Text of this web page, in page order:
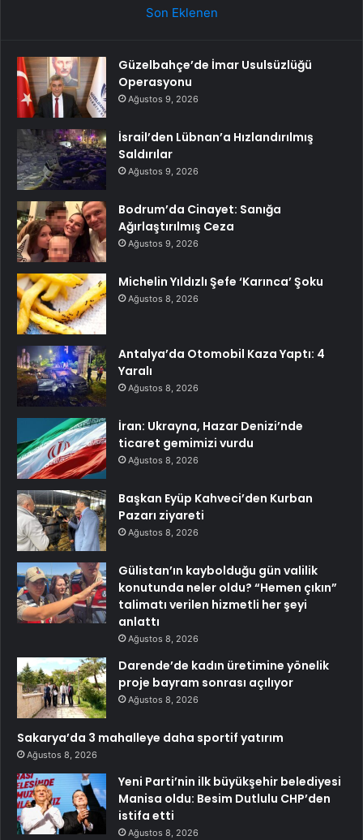
Son Eklenen
Güzelbahçe’de İmar Usulsüzlüğü
Operasyonu
Ağustos 9, 2026
İsrail’den Lübnan’a Hızlandırılmış
Saldırılar
Ağustos 9, 2026
Bodrum’da Cinayet: Sanığa
Ağırlaştırılmış Ceza
Ağustos 9, 2026
Michelin Yıldızlı Şefe ‘Karınca’ Şoku
Ağustos 8, 2026
Antalya’da Otomobil Kaza Yaptı: 4
Yaralı
Ağustos 8, 2026
İran: Ukrayna, Hazar Denizi’nde
ticaret gemimizi vurdu
Ağustos 8, 2026
Başkan Eyüp Kahveci’den Kurban
Pazarı ziyareti
Ağustos 8, 2026
Gülistan’ın kaybolduğu gün valilik
konutunda neler oldu? “Hemen çıkın”
talimatı verilen hizmetli her şeyi
anlattı
Ağustos 8, 2026
Darende’de kadın üretimine yönelik
proje bayram sonrası açılıyor
Ağustos 8, 2026
Sakarya’da 3 mahalleye daha sportif yatırım
Ağustos 8, 2026
Yeni Parti’nin ilk büyükşehir belediyesi
Manisa oldu: Besim Dutlulu CHP’den
istifa etti
Ağustos 8, 2026